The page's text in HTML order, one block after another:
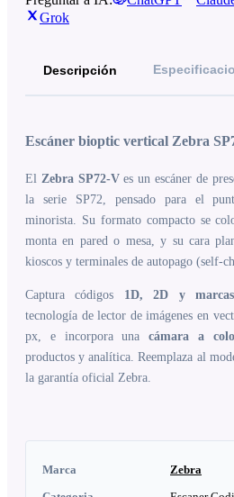
Grok
Descripción
Escáner bioptic vertical Zebra
El Zebra SP72-Ves un escáner de
la serie SP72, pensado para el
minorista. Su formato compacto se
monta en pared o mesa, y su cara
kioscos y terminales de autopago (self-
Captura códigos 1D, 2D y
tecnología de lector de imágenes en
px, e incorpora unacámara a
productos y analítica. Reemplaza al
la garantía oficial Zebra.
Marca
Zebra